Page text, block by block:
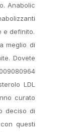
Anabolic
e definito.
meglio di
Dovete
LDL
curato
deciso di
questi